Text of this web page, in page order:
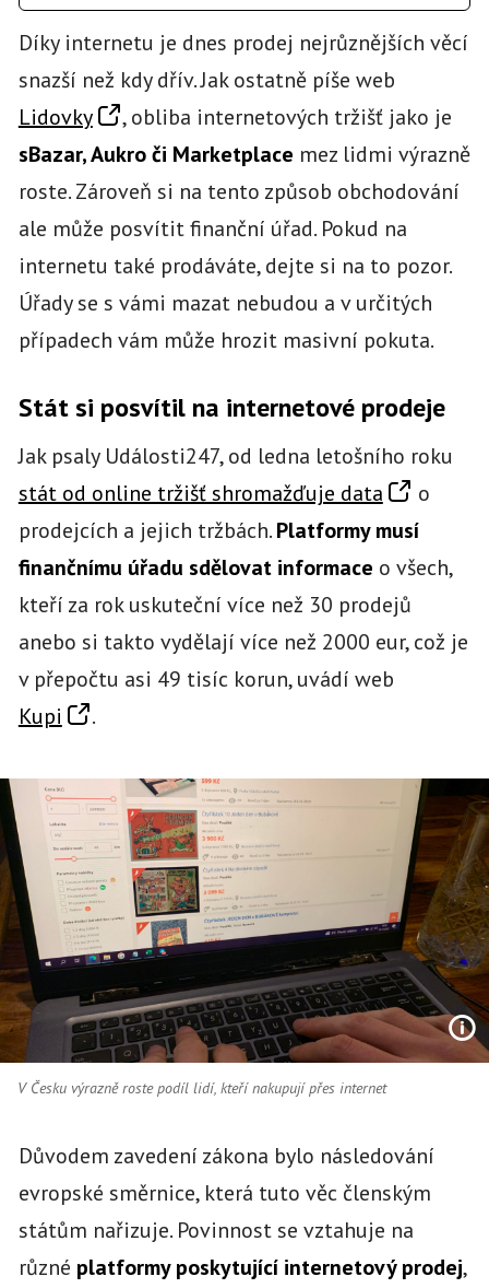
Díky internetu je dnes prodej nejrůznějších věcí
snazší než kdy dřív. Jak ostatně píše web
Lidovky
, obliba internetových tržišť jako je
sBazar, Aukro či Marketplace mez lidmi výrazně
roste. Zároveň si na tento způsob obchodování
ale může posvítit finanční úřad. Pokud na
internetu také prodáváte, dejte si na to pozor.
Úřady se s vámi mazat nebudou a v určitých
případech vám může hrozit masivní pokuta.
Stát si posvítil na internetové prodeje
Jak psaly Události247, od ledna letošního roku
stát od online tržišť shromažďuje data
o
prodejcích a jejich tržbách.Platformy musí
finančnímu úřadu sdělovat informace o všech,
kteří za rok uskuteční více než 30 prodejů
anebo si takto vydělají více než 2000 eur, což je
v přepočtu asi 49 tisíc korun, uvádí web
Kupi
.
V Česku výrazně roste podíl lidí, kteří nakupují přes internet
Důvodem zavedení zákona bylo následování
evropské směrnice, která tuto věc členským
státům nařizuje. Povinnost se vztahuje na
různé platformy poskytující internetový prodej,